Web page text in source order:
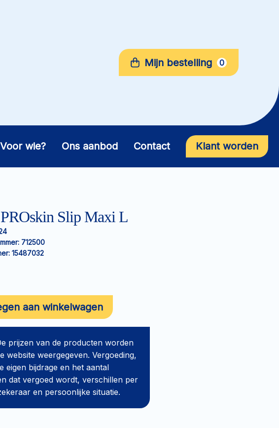
Mijn bestelling 0
Voor wie? Ons aanbod Contact Klant worden
Slip Maxi L
712500
15487032
aan winkelwagen
prijzen van de producten worden
website weergegeven. Vergoeding,
eigen bijdrage en het aantal
dat vergoed wordt, verschillen per
en persoonlijke situatie.